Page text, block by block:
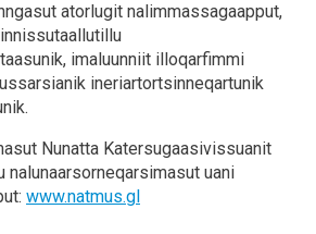
atorlugit nalimmassagaapput,
imaluunniit illoqarfimmi
ineriartortsinneqartunik
Nunatta Katersugaasivissuanit
nalunaarsorneqarsimasut uani
www.natmus.gl